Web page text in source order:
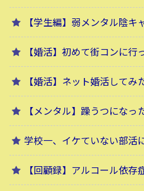
【学生編】弱メンタル陰キ
【婚活】初めて街コンに行
【婚活】ネット婚活してみ
【メンタル】躁うつになっ
学校一、イケていない部活
【回顧録】アルコール依存